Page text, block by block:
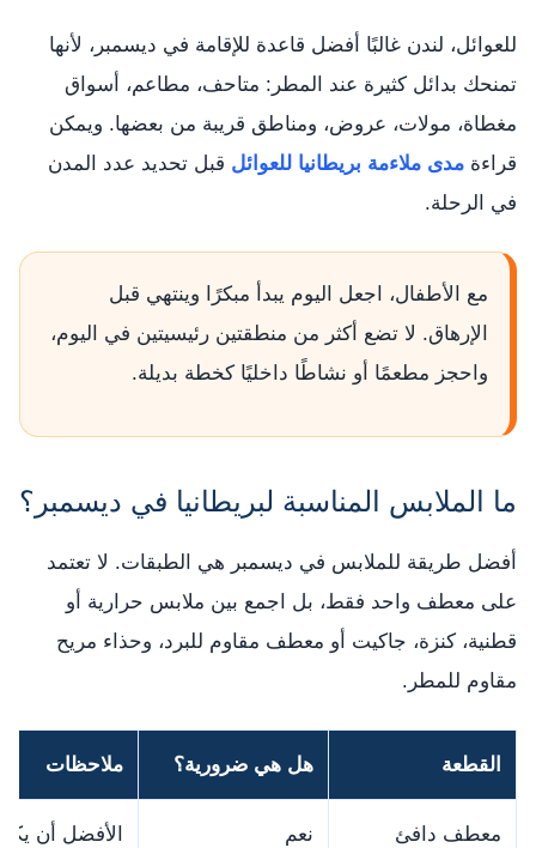
للعوائل، لندن غالبًا أفضل قاعدة للإقامة في ديسمبر، لأنها
تمنحك بدائل كثيرة عند المطر: متاحف، مطاعم، أسواق
مغطاة، مولات، عروض، ومناطق قريبة من بعضها. ويمكن
قراءة مدى ملاءمة بريطانيا للعوائل قبل تحديد عدد المدن
في الرحلة.
مع الأطفال، اجعل اليوم يبدأ مبكرًا وينتهي قبل
الإرهاق. لا تضع أكثر من منطقتين رئيسيتين في اليوم،
واحجز مطعمًا أو نشاطًا داخليًا كخطة بديلة.
ما الملابس المناسبة لبريطانيا في ديسمبر؟
أفضل طريقة للملابس في ديسمبر هي الطبقات. لا تعتمد
على معطف واحد فقط، بل اجمع بين ملابس حرارية أو
قطنية، كنزة، جاكيت أو معطف مقاوم للبرد، وحذاء مريح
مقاوم للمطر.
القطعة هل هي ضرورية؟ ملاحظات
معطف دافئ نعم الأفضل أن